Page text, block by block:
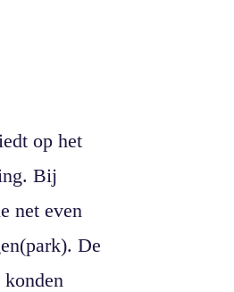
op het
Bij
net even
De